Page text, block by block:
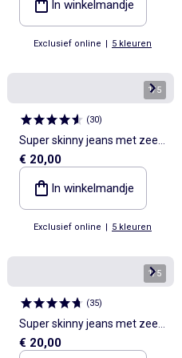
In winkelmandje
Exclusief online | 5 kleuren
1/5
(30)
Super skinny jeans met zeer
hoge taille - L32
€ 20,00
In winkelmandje
Exclusief online | 5 kleuren
1/5
(35)
Super skinny jeans met zeer
hoge taille - L34
€ 20,00